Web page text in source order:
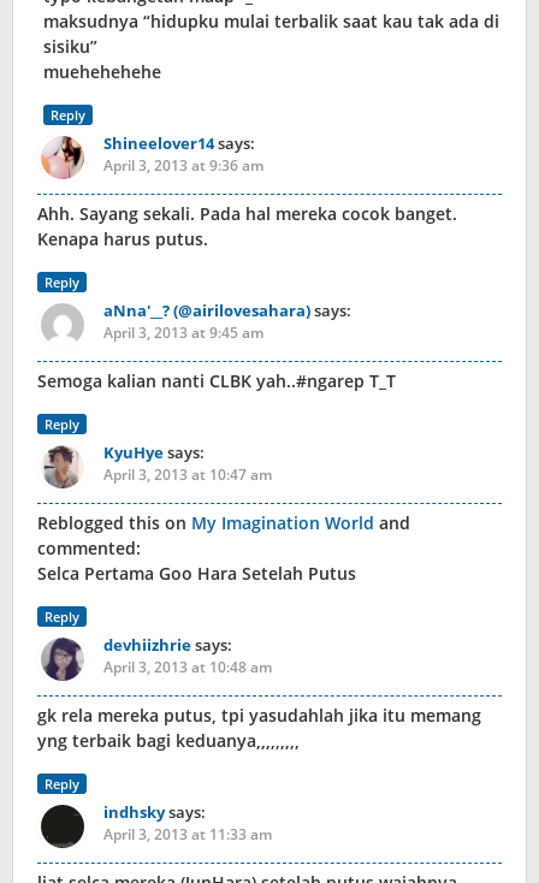
maksudnya “hidupku mulai terbalik saat kau tak ada di
sisiku”
muehehehehe
Reply
Shineelover14says:
April 3, 2013 at 9:36 am
Ahh. Sayang sekali. Pada hal mereka cocok banget.
Kenapa harus putus.
Reply
aNna'__? (@airilovesahara)says:
April 3, 2013 at 9:45 am
Semoga kalian nanti CLBK yah..#ngarep T_T
Reply
KyuHyesays:
April 3, 2013 at 10:47 am
Reblogged this on My Imagination World and
commented:
Selca Pertama Goo Hara Setelah Putus
Reply
devhiizhriesays:
April 3, 2013 at 10:48 am
gk rela mereka putus, tpi yasudahlah jika itu memang
yng terbaik bagi keduanya,,,,,,,,,
Reply
indhskysays:
April 3, 2013 at 11:33 am